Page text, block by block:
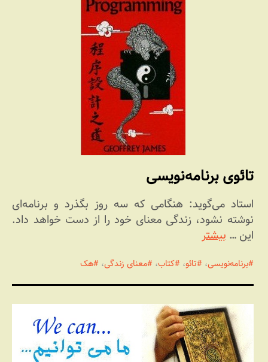
تائوی برنامه‌‏نویسی
استاد می‏‌گوید: هنگامی که سه روز بگذرد و برنامه‏‌ای
نوشته نشود، زندگی معنای خود را از دست خواهد داد.
این …بیشتر
برنامه‌نویسی، تائو، کتاب، معنای زندگی، هک